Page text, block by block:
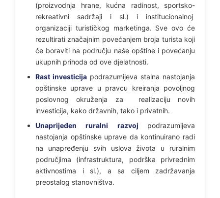
(proizvodnja hrane, kućna radinost, sportsko-
rekreativni sadržaji i sl.) i institucionalnoj
organizaciji turističkog marketinga. Sve ovo će
rezultirati značajnim povećanjem broja turista koji
će boraviti na području naše opštine i povećanju
ukupnih prihoda od ove djelatnosti.
Rast investicija podrazumijeva stalna nastojanja
opštinske uprave u pravcu kreiranja povoljnog
poslovnog okruženja za realizaciju novih
investicija, kako državnih, tako i privatnih.
Unaprijeđen ruralni razvoj podrazumijeva
nastojanja opštinske uprave da kontinuirano radi
na unapređenju svih uslova života u ruralnim
područjima (infrastruktura, podrška privrednim
aktivnostima i sl.), a sa ciljem zadržavanja
preostalog stanovništva.